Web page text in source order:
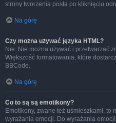
strony tworzenia posta po kliknięciu
Na górę
Czy można używać języka HTML?
Nie. Nie można używać i przetwarzać
Większość formatowania, które
BBCode.
Na górę
Co to są są emotikony?
Emotikony, zwane też uśmieszkami, to
wyrażania emocji. Do wyrażania